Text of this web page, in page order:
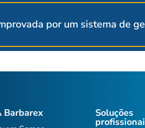
por um sistema de
Barbarex Soluções